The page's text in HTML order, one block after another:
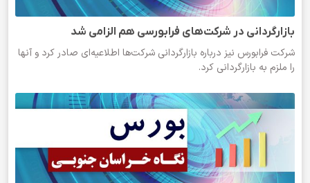
بازارگردانی در شرکت‌های فرابورسی هم الزامی شد
شرکت فرابورس نیز درباره بازارگردانی شرکت‌ها اطلاعیه‌ای صادر کرد و آنها
را ملزم به بازارگردانی کرد.